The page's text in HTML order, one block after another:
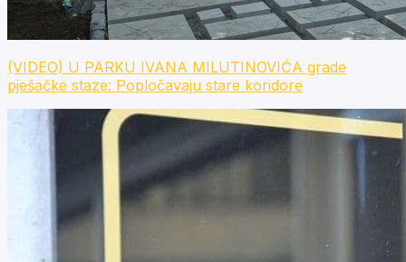
(VIDEO) U PARKU IVANA MILUTINOVIĆA grade
pješačke staze: Popločavaju stare koridore